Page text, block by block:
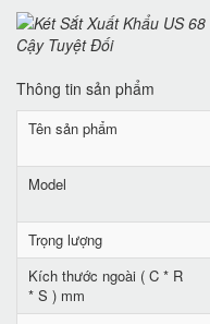
Thông tin sản phẩm
Tên sản phẩm
Model
Trọng lượng
Kích thước ngoài ( C * R
* S ) mm